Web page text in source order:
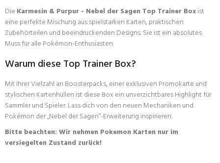
Die Karmesin & Purpur - Nebel der Sagen Top Trainer Boxist
eine perfekte Mischung aus spielstarken Karten, praktischen
Zubehörteilen und beeindruckenden Designs. Sie ist ein absolutes
Muss für alle Pokémon-Enthusiasten.
Warum diese Top Trainer Box?
Mit ihrer Vielzahl an Boosterpacks, einer exklusiven Promokarte und
stylischen Kartenhüllen ist diese Box ein unverzichtbares Highlight für
Sammler und Spieler. Lass dich von den neuen Mechaniken und
Pokémon der „Nebel der Sagen“-Erweiterung inspirieren.
Bitte beachten: Wir nehmen Pokemon Karten nur im
versiegelten Zustand zurück!